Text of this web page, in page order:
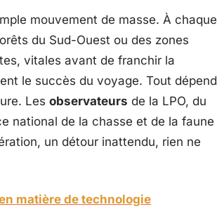
mouvement de masse. À chaque
du Sud-Ouest ou des zones
vitales avant de franchir la
le succès du voyage. Tout dépend
Les observateurs de la LPO, du
national de la chasse et de la faune
un détour inattendu, rien ne
matière de technologie